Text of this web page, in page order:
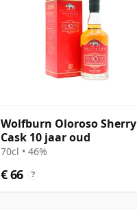
Wolfburn Oloroso Sherry
Cask 10 jaar oud
70cl • 46%
€ 66 ?